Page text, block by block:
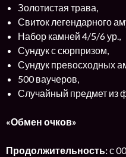
Золотистая трава,
Свиток легендарного
Набор камней 4/5/6 ур.,
Сундук с сюрпризом,
Сундук превосходных
500 ваучеров,
Случайный предмет из
«Обмен очков»
Продолжительность:с